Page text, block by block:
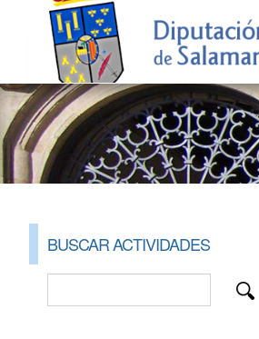
BUSCAR ACTIVIDADES